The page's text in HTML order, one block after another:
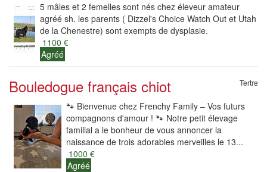
5 mâles et 2 femelles sont nés chez éleveur amateur
agréé sh. les parents ( Dizzel's Choice Watch Out et Utah
de la Chenestre) sont exempts de dysplasie.
1100 €
Agréé
Bouledogue français chiot Tertre
​🐾 Bienvenue chez Frenchy Family – Vos futurs
compagnons d'amour ! 🐾 ​Notre petit élevage
familial a le bonheur de vous annoncer la
naissance de trois adorables merveilles le 13...
1000 €
Agréé